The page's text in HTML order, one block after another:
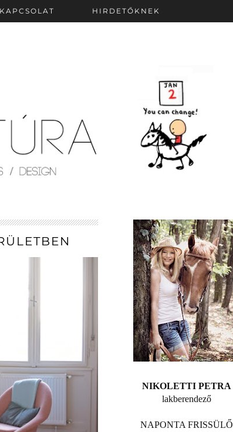
KAPCSOLAT HIRDETŐKNEK
NIKOLETTI PETRA
lakberendező
NAPONTA FRISSÜLŐ